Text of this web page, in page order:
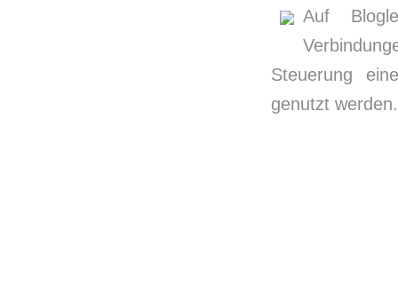
Auf
Steuerung
genutzt